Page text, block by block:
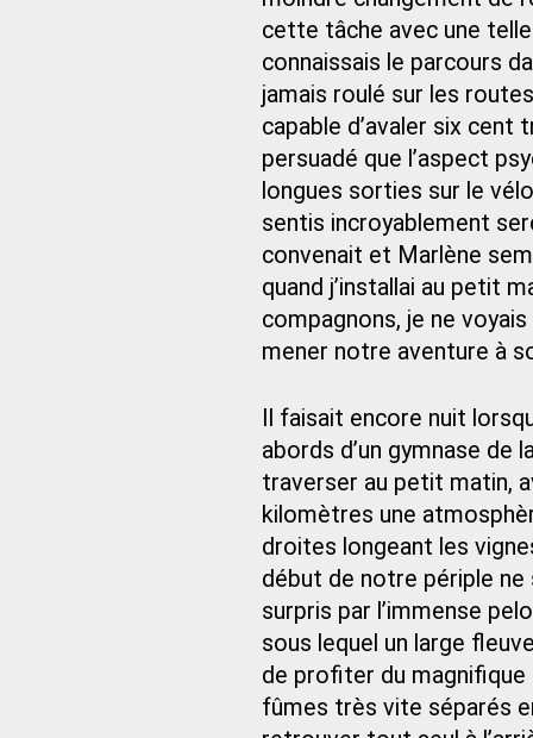
cette tâche avec une
connaissais le parcours
jamais roulé sur les
capable d’avaler six cent
persuadé que l’aspect
longues sorties sur le
sentis incroyablement
convenait et Marlène
quand j’installai au petit
compagnons, je ne
mener notre aventure à
Il faisait encore nuit
abords d’un gymnase de
traverser au petit matin,
kilomètres une
droites longeant les
début de notre périple ne
surpris par l’immense
sous lequel un large
de profiter du magnifique
fûmes très vite séparés